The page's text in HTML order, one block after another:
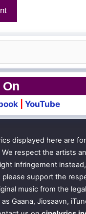
YouTube
displayed here are
respect the artists
infringement
support the
music from the
Gaana, Jiosaavn,